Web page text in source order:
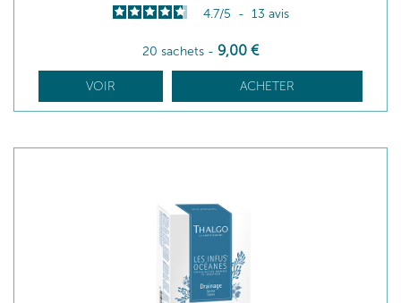
4.7/5 - 13 avis
20 sachets - 9,00 €
VOIR ACHETER